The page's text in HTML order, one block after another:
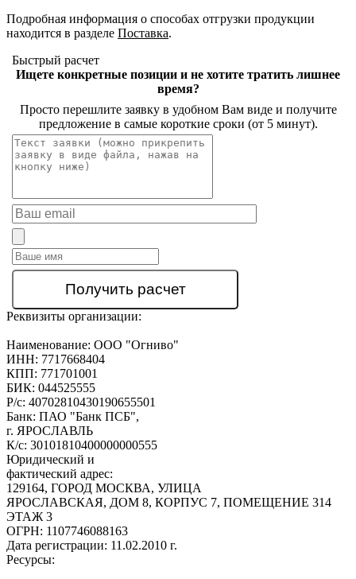
Подробная информация о способах отгрузки продукции
находится в разделе Поставка.
Быстрый расчет
Ищете конкретные позиции и не хотите тратить лишнее
время?
Просто перешлите заявку в удобном Вам виде и получите
предложение в самые короткие сроки (от 5 минут).
Реквизиты организации:
Наименование: ООО "Огниво"
ИНН: 7717668404
КПП: 771701001
БИК: 044525555
Р/с: 40702810430190655501
Банк: ПАО "Банк ПСБ",
г. ЯРОСЛАВЛЬ
К/с: 30101810400000000555
Юридический и
фактический адрес:
129164, ГОРОД МОСКВА, УЛИЦА
ЯРОСЛАВСКАЯ, ДОМ 8, КОРПУС 7, ПОМЕЩЕНИЕ 314
ЭТАЖ 3
ОГРН: 1107746088163
Дата регистрации: 11.02.2010 г.
Ресурсы: